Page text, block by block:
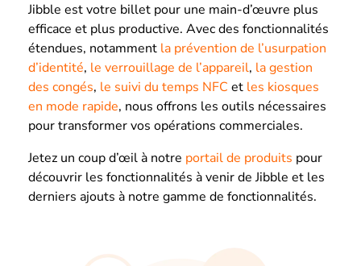
Jibble est votre billet pour une main-d’œuvre plus
efficace et plus productive. Avec des fonctionnalités
étendues, notamment la prévention de l’usurpation
d’identité, le verrouillage de l’appareil, la gestion
des congés, le suivi du temps NFC et les kiosques
en mode rapide, nous offrons les outils nécessaires
pour transformer vos opérations commerciales.
Jetez un coup d’œil à notre portail de produits pour
découvrir les fonctionnalités à venir de Jibble et les
derniers ajouts à notre gamme de fonctionnalités.